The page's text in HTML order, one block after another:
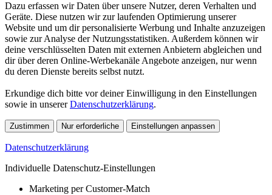
Dazu erfassen wir Daten über unsere Nutzer, deren Verhalten und
Geräte. Diese nutzen wir zur laufenden Optimierung unserer
Website und um dir personalisierte Werbung und Inhalte anzuzeigen
sowie zur Analyse der Nutzungsstatistiken. Außerdem können wir
deine verschlüsselten Daten mit externen Anbietern abgleichen und
dir über deren Online-Werbekanäle Angebote anzeigen, nur wenn
du deren Dienste bereits selbst nutzt.
Erkundige dich bitte vor deiner Einwilligung in den Einstellungen
sowie in unsererDatenschutzerklärung.
Zustimmen Nur erforderliche Einstellungen anpassen
Datenschutzerklärung
Individuelle Datenschutz-Einstellungen
Marketing per Customer-Match